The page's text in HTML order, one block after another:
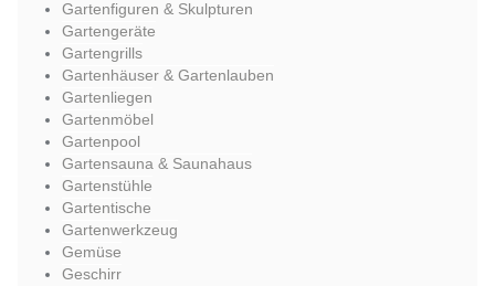
Gartenfiguren & Skulpturen
Gartengeräte
Gartengrills
Gartenhäuser & Gartenlauben
Gartenliegen
Gartenmöbel
Gartenpool
Gartensauna & Saunahaus
Gartenstühle
Gartentische
Gartenwerkzeug
Gemüse
Geschirr